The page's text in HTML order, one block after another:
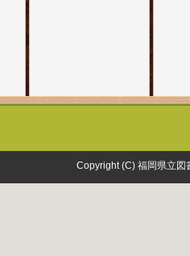
Copyright (C) 福岡県立